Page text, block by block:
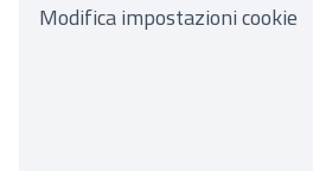
Modifica impostazioni cookie